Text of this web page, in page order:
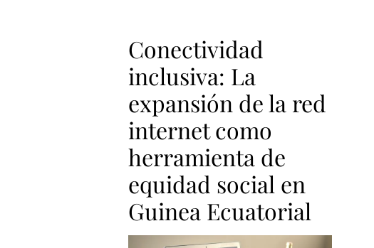
Conectividad
inclusiva: La
expansión de la red
internet como
herramienta de
equidad social en
Guinea Ecuatorial